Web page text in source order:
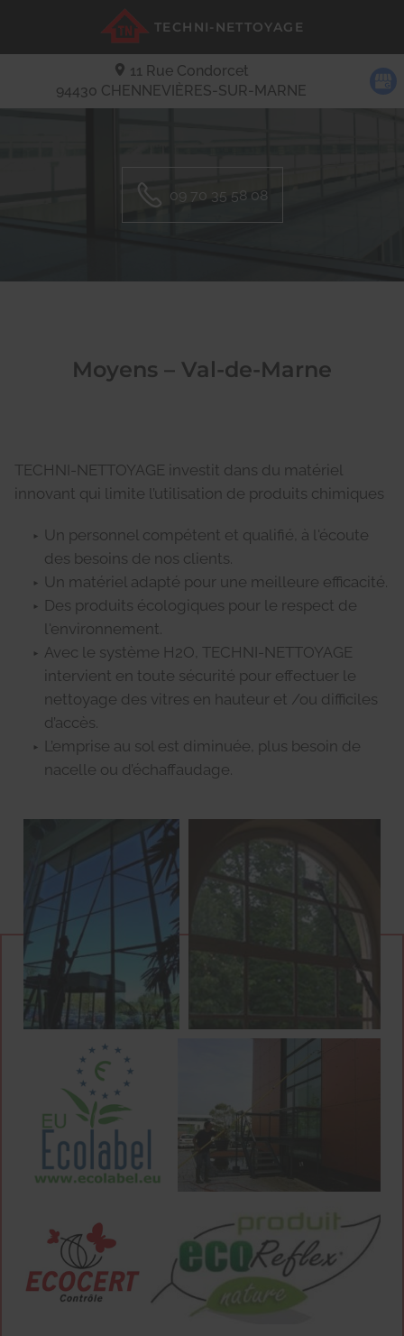
11 Rue Condorcet
94430 CHENNEVIÈRES-SUR-MARNE
09 70 35 58 08
Moyens – Val-de-Marne
TECHNI-NETTOYAGE investit dans du matériel
innovant qui limite l’utilisation de produits chimiques
Un personnel compétent et qualifié, à l'écoute
des besoins de nos clients.
Un matériel adapté pour une meilleure efficacité.
Des produits écologiques pour le respect de
l'environnement.
Avec le système H2O, TECHNI-NETTOYAGE
intervient en toute sécurité pour effectuer le
nettoyage des vitres en hauteur et /ou difficiles
d’accès.
L’emprise au sol est diminuée, plus besoin de
nacelle ou d’échaffaudage.
TECHNI-NETTOYAGE